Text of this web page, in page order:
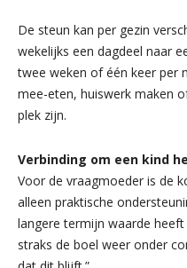
De steun kan per gezin
wekelijks een dagdeel naar
twee weken of één keer per
mee-eten, huiswerk maken
plek zijn.
Verbinding om een kind
Voor de vraagmoeder is de
alleen praktische
langere termijn waarde
straks de boel weer onder